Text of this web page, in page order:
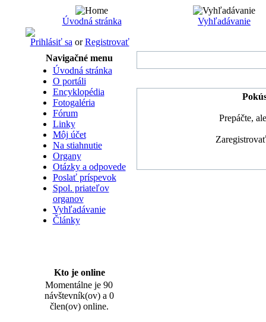
Úvodná stránka Vyhľadávanie
Prihlásiť sa orRegistrovať
Navigačné menu
Úvodná stránka
O portáli
Encyklopédia
Fotogaléria
Fórum
Linky
Môj účet
Na stiahnutie
Organy
Otázky a odpovede
Poslať príspevok
Spol. priateľov
organov
Vyhľadávanie
Články
Kto je online
Momentálne je 90
návštevník(ov) a 0
člen(ov) online.
Prepáčte,